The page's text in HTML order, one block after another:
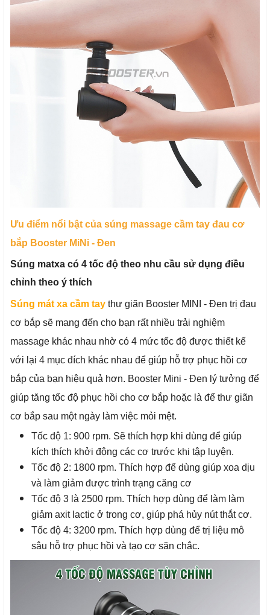
Ưu điểm nổi bật của súng massage cầm tay đau cơ
bắp Booster MiNi - Đen
Súng matxa có 4 tốc độ theo nhu cầu sử dụng điều
chỉnh theo ý thích
Súng mát xa cầm tay thư giãn Booster MINI
- Đen trị đau
cơ bắp sẽ mang đến cho bạn rất nhiều trải nghiệm
massage khác nhau nhờ có 4 mức tốc độ được thiết kế
với lại 4 mục đích khác nhau để giúp hỗ trợ phục hồi cơ
bắp của bạn hiệu quả hơn. Booster Mini - Đen lý tưởng để
giúp tăng tốc độ phục hồi cho cơ bắp hoặc là để thư giãn
cơ bắp sau một ngày làm việc mỏi mệt.
Tốc độ 1: 900 rpm. Sẽ thích hợp khi dùng để giúp
kích thích khởi động các cơ trước khi tập luyện.
Tốc độ 2: 1800 rpm. Thích hợp để dùng giúp xoa dịu
và làm giảm được trình trạng căng cơ
Tốc độ 3 là 2500 rpm. Thích hợp dùng để làm làm
giảm axit lactic ở trong cơ, giúp phá hủy nút thắt cơ.
Tốc độ 4: 3200 rpm. Thích hợp dùng để trị liệu mô
sâu hỗ trợ phục hồi và tạo cơ săn chắc.